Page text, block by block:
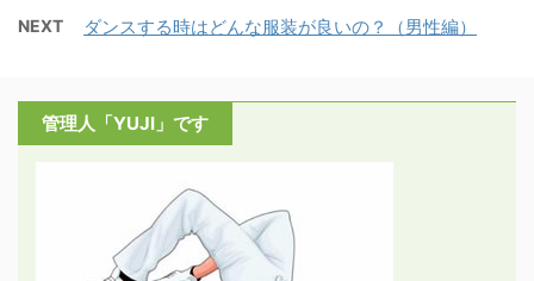
NEXT ダンスする時はどんな服装が良いの？（男性編）
管理人「YUJI」です